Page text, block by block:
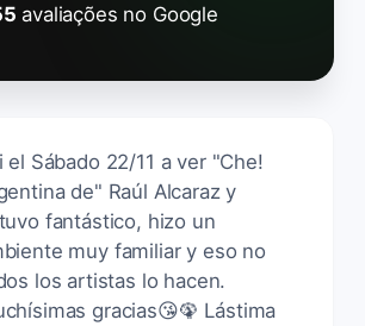
avaliações no Google
el Sábado 22/11 a ver "Che!
de" Raúl Alcaraz y
fantástico, hizo un
muy familiar y eso no
los artistas lo hacen.
gracias😘🦚 Lástima